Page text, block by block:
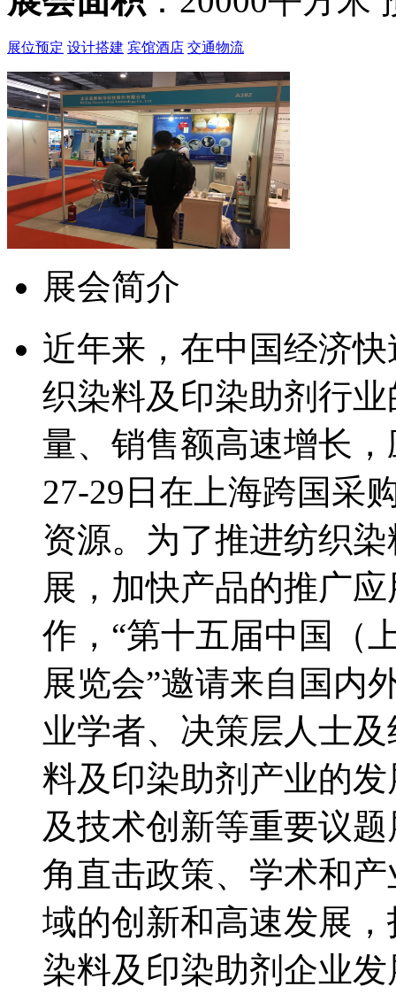
展位预定 设计搭建 宾馆酒店 交通物流
展会简介
近年来，在中国经济
织染料及印染助剂行
量、销售额高速增长
27-29日在上海跨国采
资源。为了推进纺织
展，加快产品的推广
作，“第十五届中国（
展览会”邀请来自国内
业学者、决策层人士
料及印染助剂产业的
及技术创新等重要议
角直击政策、学术和
域的创新和高速发展
染料及印染助剂企业